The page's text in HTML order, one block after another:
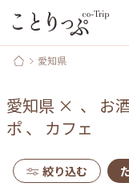
愛知県
愛知県 × 、 お
ポ 、 カフェ
絞り込む